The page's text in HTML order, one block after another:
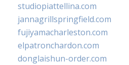
studiopiattellina.com
jannagrillspringfield.com
fujiyamacharleston.com
elpatronchardon.com
donglaishun-order.com